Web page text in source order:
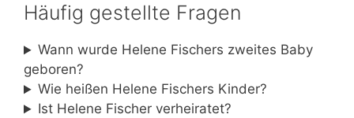
Häufig gestellte Fragen
Wann wurde Helene Fischers zweites Baby
geboren?
Wie heißen Helene Fischers Kinder?
Ist Helene Fischer verheiratet?